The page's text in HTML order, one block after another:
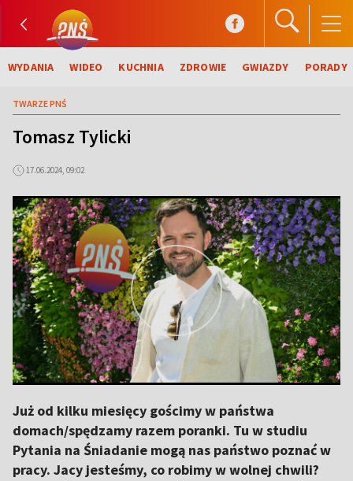
WYDANIA WIDEO KUCHNIA ZDROWIE GWIAZDY PORADY
TWARZE PNŚ
Tomasz Tylicki
17.06.2024, 09:02
Już od kilku miesięcy gościmy w państwa
domach/spędzamy razem poranki. Tu w studiu
Pytania na Śniadanie mogą nas państwo poznać w
pracy. Jacy jesteśmy, co robimy w wolnej chwili?